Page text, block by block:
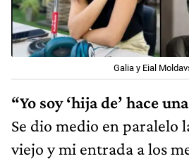
Galia y Eial
“Yo soy ‘hija de’ hace
Se dio medio en paralelo
viejo y mi entrada a los